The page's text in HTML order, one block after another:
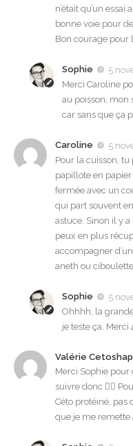
n’était qu’un
bonne voie pour
Bon courage pour
Sophie
5
Merci Caroline
au poisson, mon
car sans que ça
Caroline
5
Pour la cuisson, tu
papillote en
fermée avec un
qui part souvent
astuce. Sinon il y
peux en plus
accompagner
aneth ou
Sophie
5
Ohhhh, la
je teste ça. Merci
Valérie
Merci Sophie pour
suivre donc 👍🏻
Céto protéiné, pas
que je me remette